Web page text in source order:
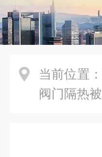
当前位置：
阀门隔热被